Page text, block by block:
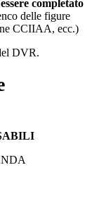
completato
delle figure
CCIIAA, ecc.)
DVR.